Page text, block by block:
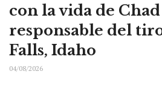
con la vida de
responsable del
Falls, Idaho
04/08/2026